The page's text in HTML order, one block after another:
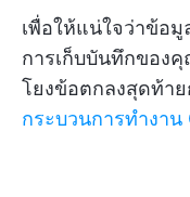
เพื่อให้แน่ใจว่าข้อ
การเก็บบันทึกของคุ
โยงข้อตกลงสุดท้า
กระบวนการทำงาน